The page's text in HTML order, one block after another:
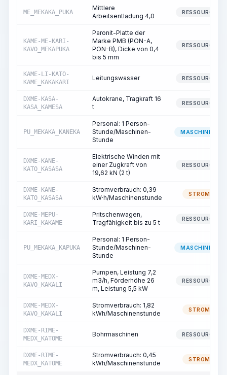
ME_MEKAKA_PUKA
Mittlere
Arbeitsentladung 4,0
RESSOURCE
KAME-ME-KARI-
KAVO_MEKAPUKA
Paronit-Platte der
Marke PMB (PON-A,
PON-B), Dicke von 0,4
bis 5 mm
RESSOURCE
KAME-LI-KATO-
KAME_KAKAKARI
Leitungswasser RESSOURCE
DXME-KASA-
KASA_KAMESA
Autokrane, Tragkraft 16
t
RESSOURCE
PU_MEKAKA_KANEKA
Personal: 1 Person-
Stunde/Maschinen-
Stunde
MASCHINIST
DXME-KANE-
KATO_KASASA
Elektrische Winden mit
einer Zugkraft von
19,62 kN (2 t)
RESSOURCE
DXME-KANE-
KATO_KASASA
Stromverbrauch: 0,39
kW·h/Maschinenstunde
STROM
DXME-MEPU-
KARI_KAKAME
Pritschenwagen,
Tragfähigkeit bis zu 5 t
RESSOURCE
PU_MEKAKA_KAPUKA
Personal: 1 Person-
Stunde/Maschinen-
Stunde
MASCHINIST
DXME-MEDX-
KAVO_KAKALI
Pumpen, Leistung 7,2
m3/h, Förderhöhe 26
m, Leistung 5,5 kW
RESSOURCE
DXME-MEDX-
KAVO_KAKALI
Stromverbrauch: 1,82
kWh/Maschinenstunde
STROM
DXME-RIME-
MEDX_KATOME
Bohrmaschinen RESSOURCE
DXME-RIME-
MEDX_KATOME
Stromverbrauch: 0,45
kWh/Maschinenstunde
STROM